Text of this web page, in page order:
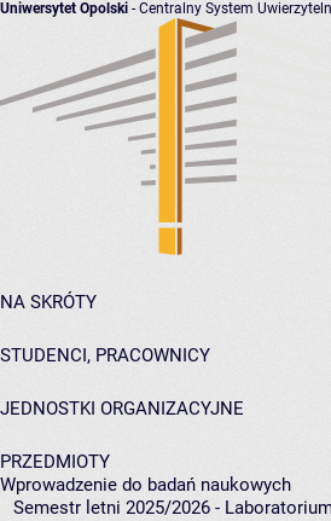
Uniwersytet Opolski - Centralny System
NA SKRÓTY
STUDENCI, PRACOWNICY
JEDNOSTKI ORGANIZACYJNE
PRZEDMIOTY
Wprowadzenie do badań naukowych
Semestr letni 2025/2026 -